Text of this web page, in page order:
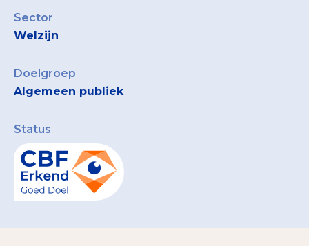
Sector
Welzijn
Doelgroep
Algemeen publiek
Status